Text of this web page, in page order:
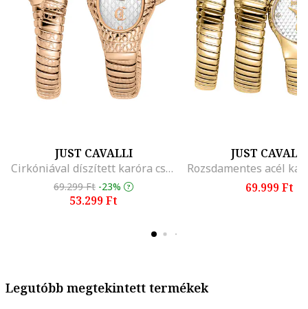
JUST CAVALLI
Cirkóniával díszített karóra csuklóra tekerhető szíjjal, Rózsaarany
69.299 Ft -23%
53.299 Ft
JUST CAVALLI
69.999 Ft
Legutóbb megtekintett termékek